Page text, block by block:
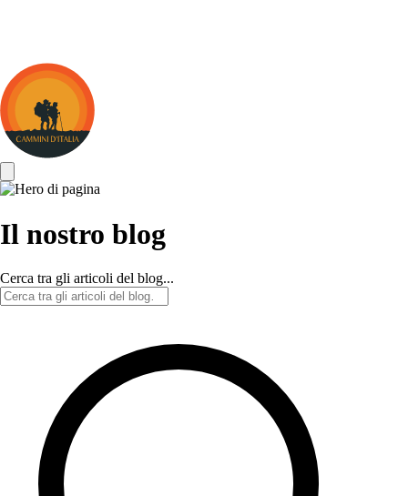
Cammini
d&#039;Italia
Il nostro blog
Cerca tra gli articoli del blog...